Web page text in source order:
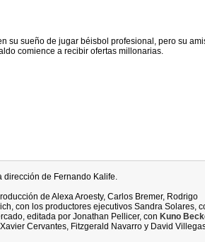
su sueño de jugar béisbol profesional, pero su
comience a recibir ofertas millonarias.
dirección de Fernando Kalife.
de Alexa Aroesty, Carlos Bremer, Rodrigo
con los productores ejecutivos Sandra Solares,
editada por Jonathan Pellicer, con Kuno
Cervantes, Fitzgerald Navarro y David